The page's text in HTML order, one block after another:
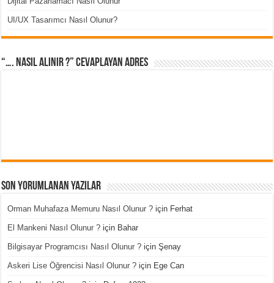
UI/UX Tasarımcı Nasıl Olunur?
“…. Nasıl Alınır ?” cevaplayan adres
Son Yorumlanan Yazılar
Orman Muhafaza Memuru Nasıl Olunur ? için Ferhat
El Mankeni Nasıl Olunur ? için Bahar
Bilgisayar Programcısı Nasıl Olunur ? içinŞenay
Askeri Lise Öğrencisi Nasıl Olunur ? için Ege Can